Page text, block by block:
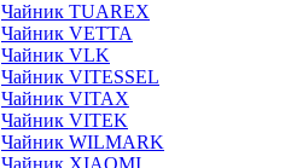
Чайник TUAREX
Чайник VETTA
Чайник VLK
Чайник VITESSEL
Чайник VITAX
Чайник VITEK
Чайник WILMARK
Чайник XIAOMI